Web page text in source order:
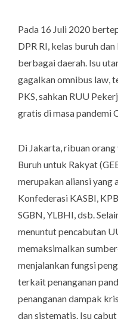
Pada 16 Juli 2020
DPR RI, kelas buruh
berbagai daerah. Isu
gagalkan omnibus law,
PKS, sahkan RUU
gratis di masa pandemi
Di Jakarta, ribuan
Buruh untuk Rakyat
merupakan aliansi yang
Konfederasi KASBI,
SGBN, YLBHI, dsb.
menuntut pencabutan
memaksimalkan
menjalankan fungsi
terkait penanganan
penanganan dampak
dan sistematis. Isu